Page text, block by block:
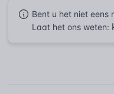
Bent u het niet eens
Laat het ons weten: